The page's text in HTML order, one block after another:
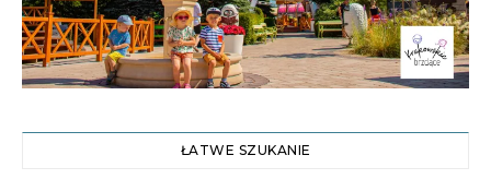
ŁATWE SZUKANIE